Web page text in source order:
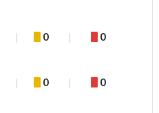
0 0
0 0